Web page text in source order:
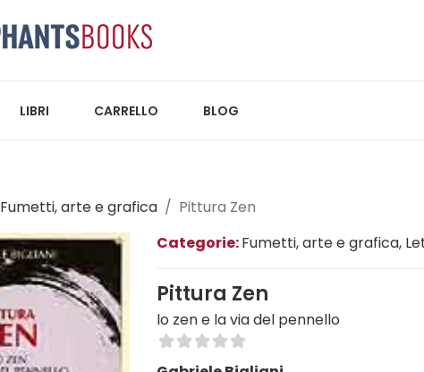
LIBRI CARRELLO BLOG
Fumetti, arte e grafica
Pittura Zen
Categorie:Fumetti, arte e grafica,
Pittura Zen
lo zen e la via del pennello